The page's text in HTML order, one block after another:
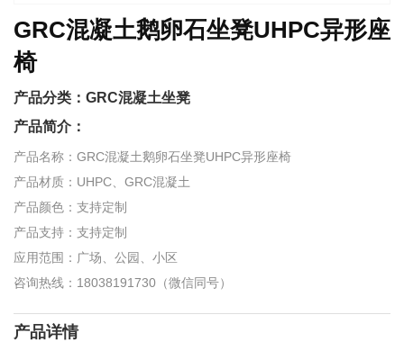
GRC混凝土鹅卵石坐凳UHPC异形座
椅
产品分类： GRC混凝土坐凳
产品简介：
产品名称：GRC混凝土鹅卵石坐凳UHPC异形座椅
产品材质：UHPC、GRC混凝土
产品颜色：支持定制
产品支持：支持定制
应用范围：广场、公园、小区
咨询热线：18038191730（微信同号）
产品详情